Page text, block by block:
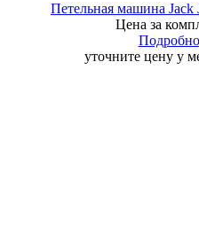
Петельная машина
Цена за
Подробно
уточните цену у